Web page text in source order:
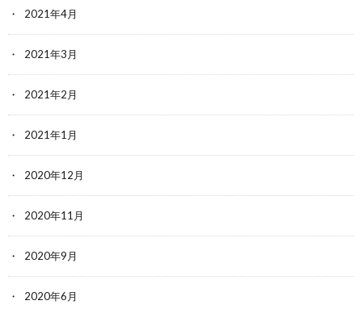
2021年4月
2021年3月
2021年2月
2021年1月
2020年12月
2020年11月
2020年9月
2020年6月